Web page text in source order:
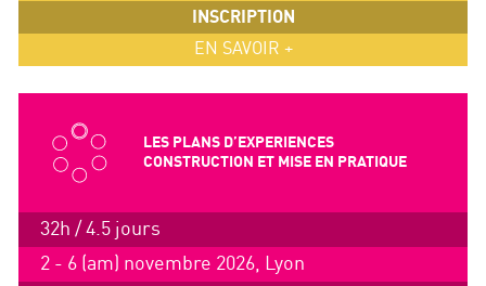
INSCRIPTION
EN SAVOIR +
LES PLANS D’EXPERIENCES
CONSTRUCTION ET MISE EN PRATIQUE
32h / 4.5 jours
2 - 6 (am) novembre 2026, Lyon